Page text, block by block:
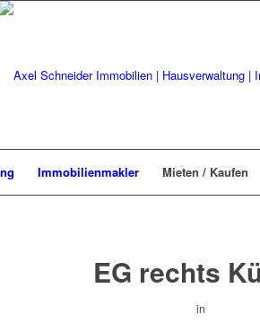
Immobilienmakler Mieten / Kaufen
EG rechts
in